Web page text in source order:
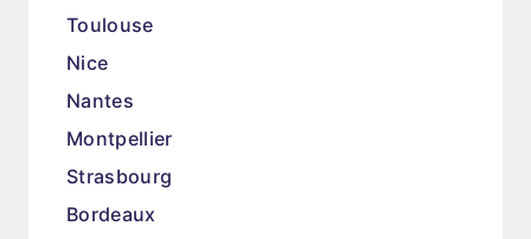
Toulouse
Nice
Nantes
Montpellier
Strasbourg
Bordeaux